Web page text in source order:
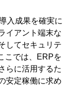
入成果を確実に
イアント端末な
してセキュリテ
こでは、ERPを
らに活用するた
安定稼働に求め